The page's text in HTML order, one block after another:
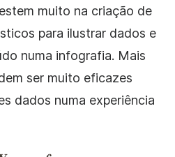
muito na criação de
para ilustrar dados e
numa infografia. Mais
ser muito eficazes
dados numa experiência